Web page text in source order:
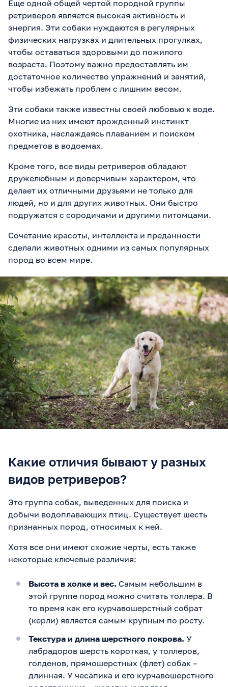
Еще одной общей чертой породной группы
ретриверов является высокая активность и
энергия. Эти собаки нуждаются в регулярных
физических нагрузках и длительных прогулках,
чтобы оставаться здоровыми до пожилого
возраста. Поэтому важно предоставлять им
достаточное количество упражнений и занятий,
чтобы избежать проблем с лишним весом.
Эти собаки также известны своей любовью к воде.
Многие из них имеют врожденный инстинкт
охотника, наслаждаясь плаванием и поиском
предметов в водоемах.
Кроме того, все виды ретриверов обладают
дружелюбным и доверчивым характером, что
делает их отличными друзьями не только для
людей, но и для других животных. Они быстро
подружатся с сородичами и другими питомцами.
Сочетание красоты, интеллекта и преданности
сделали животных одними из самых популярных
пород во всем мире.
Какие отличия бывают у разных
видов ретриверов?
Это группа собак, выведенных для поиска и
добычи водоплавающих птиц. Существует шесть
признанных пород, относимых к ней.
Хотя все они имеют схожие черты, есть также
некоторые ключевые различия:
Высота в холке и вес. Самым небольшим в
этой группе пород можно считать толлера. В
то время как его курчавошерстный собрат
(керли) является самым крупным по росту.
Текстура и длина шерстного покрова. У
лабрадоров шерсть короткая, у толлеров,
голденов, прямошерстных (флет) собак –
длинная. У чесапика и его курчавошерстного